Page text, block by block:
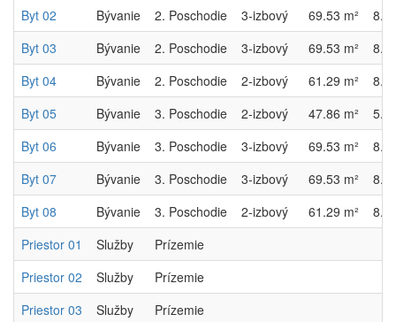
Byt 02
Bývanie 2. Poschodie 3-izbový 69.53 m²
Byt 03
Bývanie 2. Poschodie 3-izbový 69.53 m²
Byt 04
Bývanie 2. Poschodie 2-izbový 61.29 m²
Byt 05
Bývanie 3. Poschodie 2-izbový 47.86 m²
Byt 06
Bývanie 3. Poschodie 3-izbový 69.53 m²
Byt 07
Bývanie 3. Poschodie 3-izbový 69.53 m²
Byt 08
Bývanie 3. Poschodie 2-izbový 61.29 m²
Priestor 01
Služby
Prízemie
Priestor 02
Služby
Prízemie
Priestor 03
Služby
Prízemie